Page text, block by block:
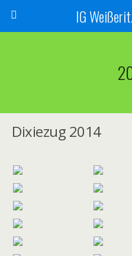
IG
Dixiezug 2014